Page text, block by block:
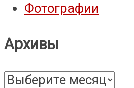
Фотографии
Архивы
Архивы